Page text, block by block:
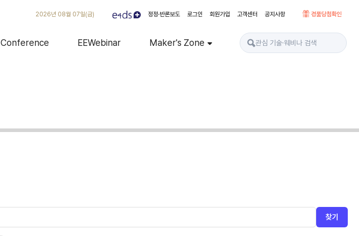
2026년 08월 07일(금) 정정·반론보도 로그인 회원가입 고객센터 공지사항 경품당첨확인
Conference EEWebinar Maker's Zone
찾기